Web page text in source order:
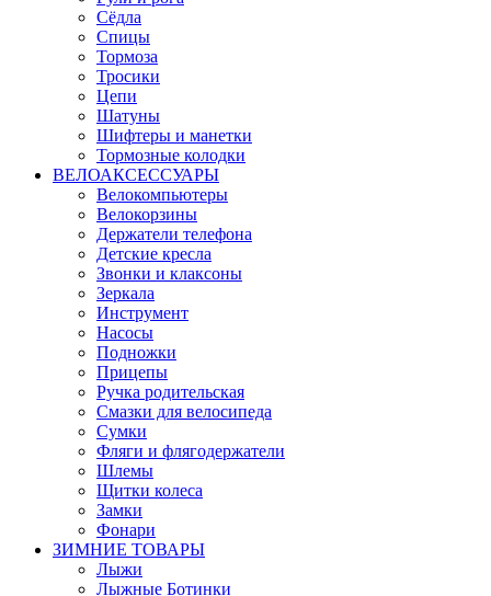
Сёдла
Спицы
Тормоза
Тросики
Цепи
Шатуны
Шифтеры и манетки
Тормозные колодки
ВЕЛОАКСЕССУАРЫ
Велокомпьютеры
Велокорзины
Держатели телефона
Детские кресла
Звонки и клаксоны
Зеркала
Инструмент
Насосы
Подножки
Прицепы
Ручка родительская
Смазки для велосипеда
Сумки
Фляги и флягодержатели
Шлемы
Щитки колеса
Замки
Фонари
ЗИМНИЕ ТОВАРЫ
Лыжи
Лыжные Ботинки